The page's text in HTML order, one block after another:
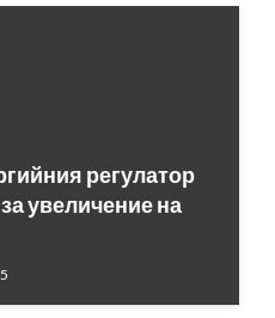
регулатор
увеличение на